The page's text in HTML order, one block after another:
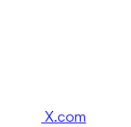
X.com